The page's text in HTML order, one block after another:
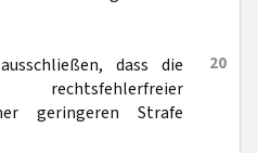
20
dass die
geringeren Strafe